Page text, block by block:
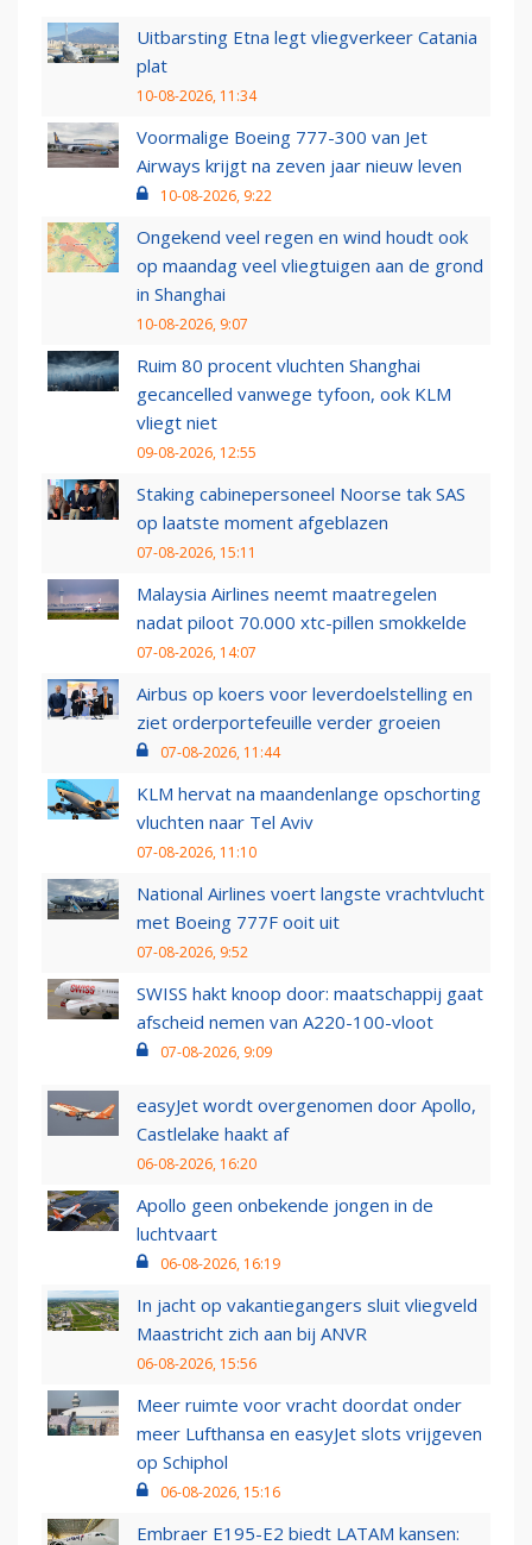
Uitbarsting Etna legt vliegverkeer Catania
plat
10-08-2026, 11:34
Voormalige Boeing 777-300 van Jet
Airways krijgt na zeven jaar nieuw leven
10-08-2026, 9:22
Ongekend veel regen en wind houdt ook
op maandag veel vliegtuigen aan de grond
in Shanghai
10-08-2026, 9:07
Ruim 80 procent vluchten Shanghai
gecancelled vanwege tyfoon, ook KLM
vliegt niet
09-08-2026, 12:55
Staking cabinepersoneel Noorse tak SAS
op laatste moment afgeblazen
07-08-2026, 15:11
Malaysia Airlines neemt maatregelen
nadat piloot 70.000 xtc-pillen smokkelde
07-08-2026, 14:07
Airbus op koers voor leverdoelstelling en
ziet orderportefeuille verder groeien
07-08-2026, 11:44
KLM hervat na maandenlange opschorting
vluchten naar Tel Aviv
07-08-2026, 11:10
National Airlines voert langste vrachtvlucht
met Boeing 777F ooit uit
07-08-2026, 9:52
SWISS hakt knoop door: maatschappij gaat
afscheid nemen van A220-100-vloot
07-08-2026, 9:09
easyJet wordt overgenomen door Apollo,
Castlelake haakt af
06-08-2026, 16:20
Apollo geen onbekende jongen in de
luchtvaart
06-08-2026, 16:19
In jacht op vakantiegangers sluit vliegveld
Maastricht zich aan bij ANVR
06-08-2026, 15:56
Meer ruimte voor vracht doordat onder
meer Lufthansa en easyJet slots vrijgeven
op Schiphol
06-08-2026, 15:16
Embraer E195-E2 biedt LATAM kansen: